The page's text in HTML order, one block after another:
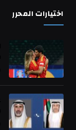
اختيارات المحرر